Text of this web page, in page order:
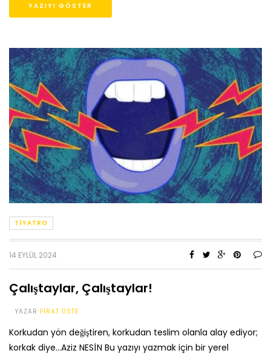
YAZIYI GÖSTER
TIYATRO
14 EYLÜL 2024
Çalıştaylar, Çalıştaylar!
YAZAR FIRAT ÜSTE
Korkudan yön değiştiren, korkudan teslim olanla alay ediyor;
korkak diye…Aziz NESİN Bu yazıyı yazmak için bir yerel